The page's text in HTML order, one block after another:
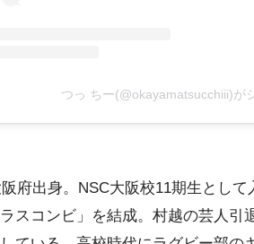
つっ ちー(@okayamatsucchiii)が
府出身。NSC大阪校11期生とし
ラスコンビ」を結成。村越の芸人